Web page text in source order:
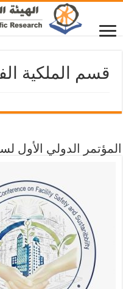
قسم الملكية
المؤتمر الدولي الأول